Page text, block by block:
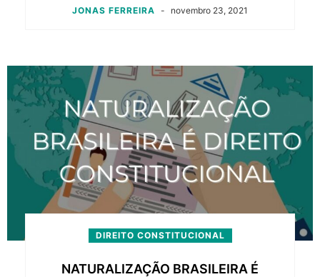
JONAS FERREIRA - novembro 23, 2021
DIREITO CONSTITUCIONAL
NATURALIZAÇÃO BRASILEIRA É